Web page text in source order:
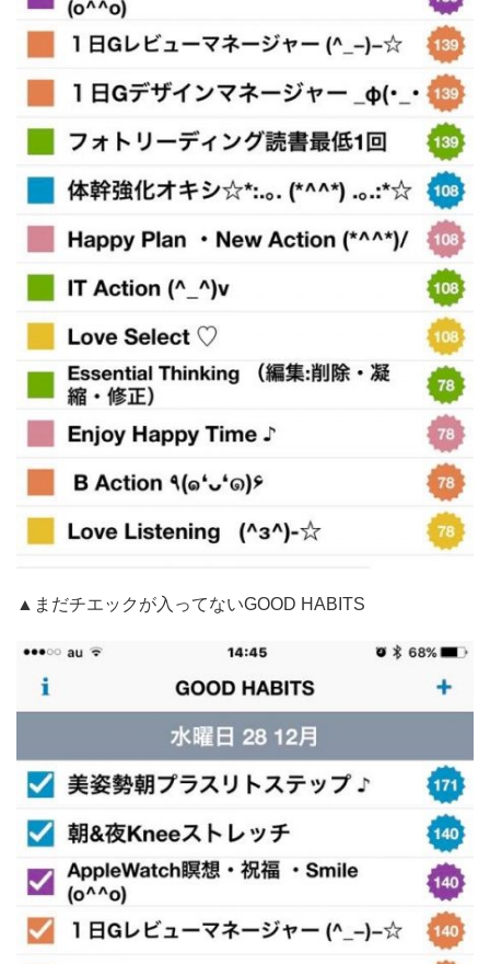
▲まだチエックが入ってないGOOD HABITS